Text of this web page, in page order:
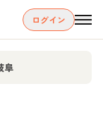
ログイン
阜